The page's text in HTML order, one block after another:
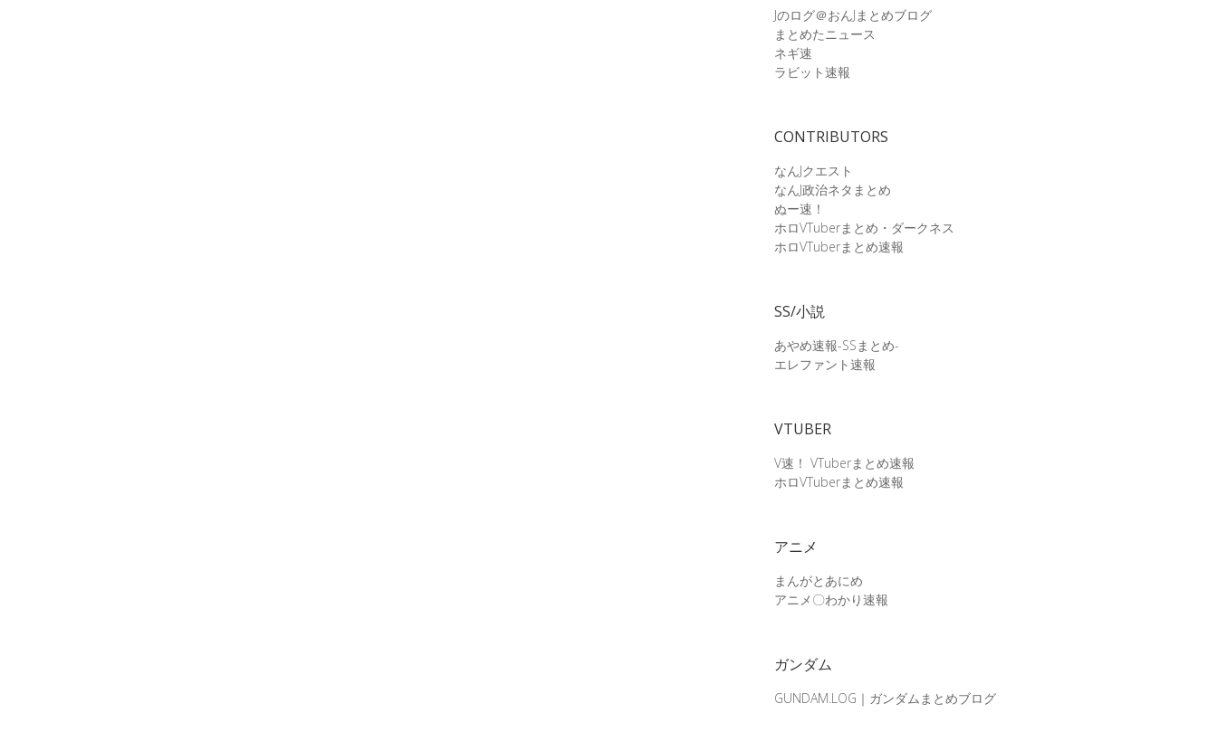
Jのログ＠おんJまとめブログ
まとめたニュース
ネギ速
ラビット速報
CONTRIBUTORS
なんJクエスト
なんJ政治ネタまとめ
ぬー速！
ホロVTuberまとめ・ダークネス
ホロVTuberまとめ速報
SS/小説
あやめ速報-SSまとめ-
エレファント速報
VTUBER
V速！ VTuberまとめ速報
ホロVTuberまとめ速報
アニメ
まんがとあにめ
アニメ〇わかり速報
ガンダム
GUNDAM.LOG｜ガンダムまとめブログ